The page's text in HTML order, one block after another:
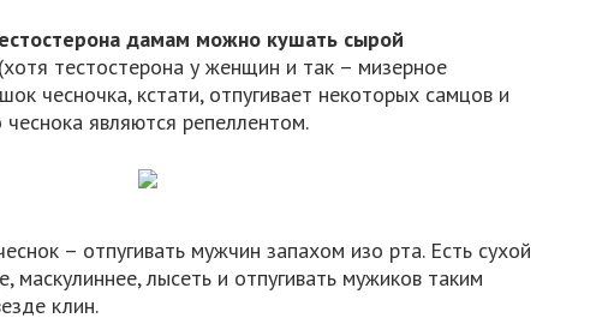
дамам можно кушать сырой
(хотя тестостерона у женщин и так – мизерное
чесночка, кстати, отпугивает некоторых самцов и
являются репеллентом.
– отпугивать мужчин запахом изо рта. Есть сухой
маскулиннее, лысеть и отпугивать мужиков таким
клин.